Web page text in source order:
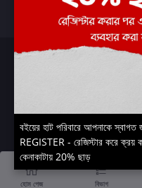
Boier Haat™ |
হোম পেজ বিভাগ
বইয়ের হাট পরিবারে আপনাকে
REGISTER - রেজিস্টার করে ক্রয়
কেনাকাটায় 20% ছাড়